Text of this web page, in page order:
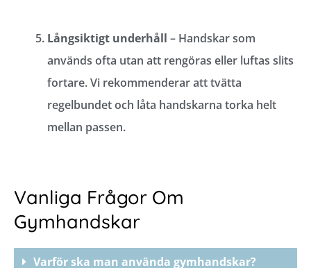
Långsiktigt underhåll – Handskar som
används ofta utan att rengöras eller luftas slits
fortare. Vi rekommenderar att tvätta
regelbundet och låta handskarna torka helt
mellan passen.
Vanliga Frågor Om
Gymhandskar
Varför ska man använda gymhandskar?